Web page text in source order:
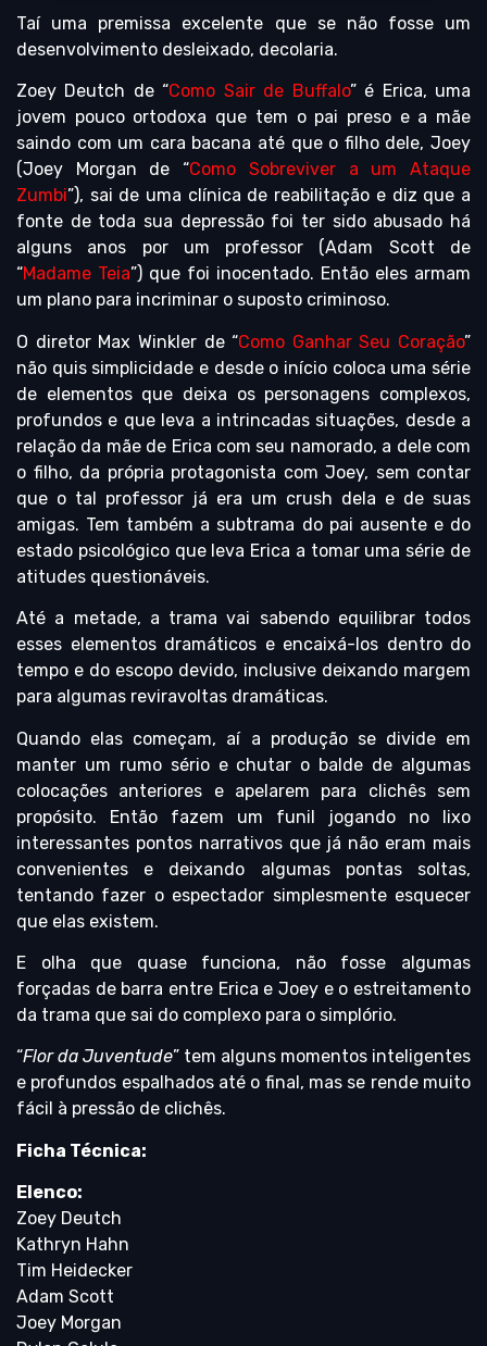
Taí uma premissa excelente que se não fosse um
desenvolvimento desleixado, decolaria.
Zoey Deutch de “Como Sair de Buffalo” é Erica, uma
jovem pouco ortodoxa que tem o pai preso e a mãe
saindo com um cara bacana até que o filho dele, Joey
(Joey Morgan de “Como Sobreviver a um Ataque
Zumbi”), sai de uma clínica de reabilitação e diz que a
fonte de toda sua depressão foi ter sido abusado há
alguns anos por um professor (Adam Scott de
“Madame Teia”) que foi inocentado. Então eles armam
um plano para incriminar o suposto criminoso.
O diretor Max Winkler de “Como Ganhar Seu Coração”
não quis simplicidade e desde o início coloca uma série
de elementos que deixa os personagens complexos,
profundos e que leva a intrincadas situações, desde a
relação da mãe de Erica com seu namorado, a dele com
o filho, da própria protagonista com Joey, sem contar
que o tal professor já era um crush dela e de suas
amigas. Tem também a subtrama do pai ausente e do
estado psicológico que leva Erica a tomar uma série de
atitudes questionáveis.
Até a metade, a trama vai sabendo equilibrar todos
esses elementos dramáticos e encaixá-los dentro do
tempo e do escopo devido, inclusive deixando margem
para algumas reviravoltas dramáticas.
Quando elas começam, aí a produção se divide em
manter um rumo sério e chutar o balde de algumas
colocações anteriores e apelarem para clichês sem
propósito. Então fazem um funil jogando no lixo
interessantes pontos narrativos que já não eram mais
convenientes e deixando algumas pontas soltas,
tentando fazer o espectador simplesmente esquecer
que elas existem.
E olha que quase funciona, não fosse algumas
forçadas de barra entre Erica e Joey e o estreitamento
da trama que sai do complexo para o simplório.
“Flor da Juventude” tem alguns momentos inteligentes
e profundos espalhados até o final, mas se rende muito
fácil à pressão de clichês.
Ficha Técnica:
Elenco:
Zoey Deutch
Kathryn Hahn
Tim Heidecker
Adam Scott
Joey Morgan